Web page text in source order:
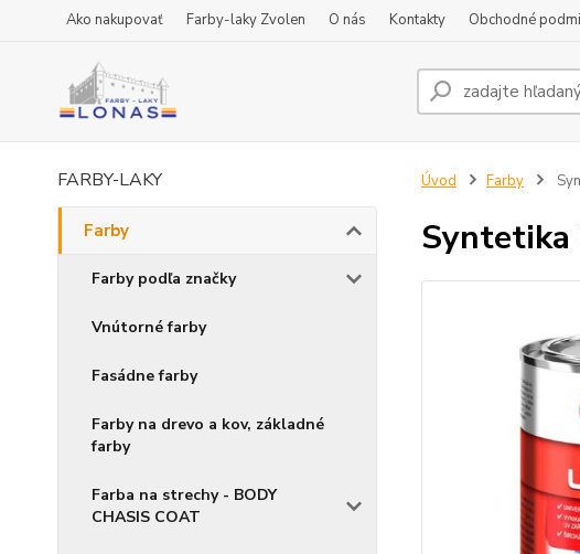
Ako nakupovať Farby-laky Zvolen O nás Kontakty Obchodné
FARBY-LAKY
Farby
Farby podľa značky
Vnútorné farby
Fasádne farby
Farby na drevo a kov, základné
farby
Farba na strechy - BODY
CHASIS COAT
Úvod Farby
Syntetika